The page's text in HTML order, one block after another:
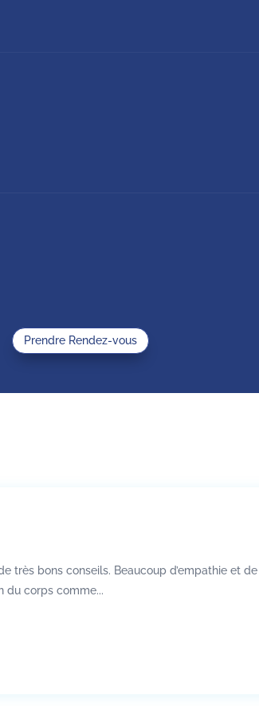
Prendre Rendez-vous
très bons conseils. Beaucoup d’empathie et
du corps comme...